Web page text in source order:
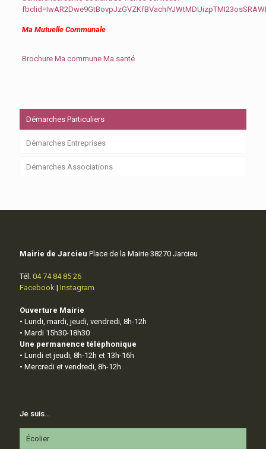
Ma Mutuelle Communale
Brochure Ma commune Ma santé
Démarches Particuliers
Démarches Entreprises
Démarches Associations
Mairie de Jarcieu Place de la Mairie 38270 Jarcieu
Tél. 04 74 84 85 26
Facebook | Instagram
Ouverture Mairie
• Lundi, mardi, jeudi, vendredi, 8h-12h
• Mardi 15h30-18h30
Une permanence téléphonique
• Lundi et jeudi, 8h-12h et 13h-16h
• Mercredi et vendredi, 8h-12h
Je suis…
Écolier